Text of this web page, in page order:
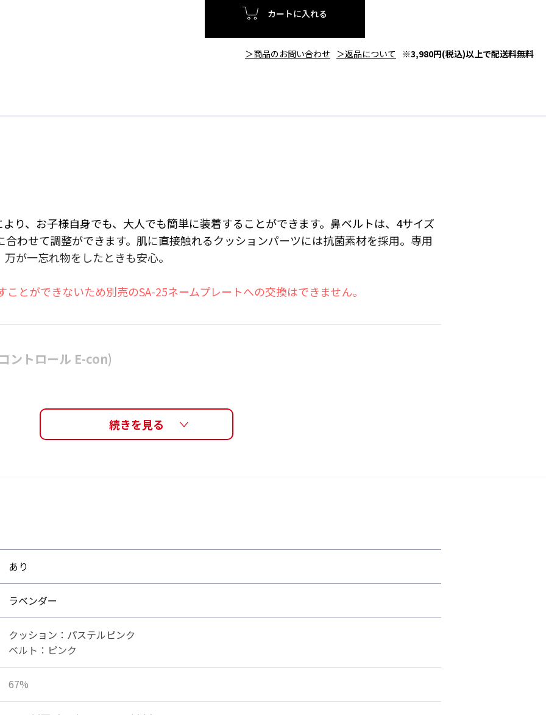
カートに入れる
＞商品のお問い合わせ ＞返品について ※3,980円(税込)以上で配送料無料
り、お子様自身でも、大人でも簡単に装着することができます。鼻ベルトは、4サイズ
わせて調整ができます。肌に直接触れるクッションパーツには抗菌素材を採用。専用
が一忘れ物をしたときも安心。
とができないため別売のSA-25ネームプレートへの交換はできません。
ントロール E-con)
あり
ラベンダー
クッション：パステルピンク
ベルト：ピンク
67%